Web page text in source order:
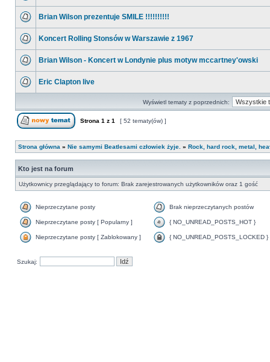
Brian Wilson prezentuje SMILE !!!!!!!!!!
Koncert Rolling Stonsów w Warszawie z 1967
Brian Wilson - Koncert w Londynie plus motyw mccartney'owski
Eric Clapton live
Wyświetl tematy z poprzednich:
Strona 1 z 1 [ 52 tematy(ów) ]
Strona główna » Nie samymi Beatlesami człowiek żyje. » Rock, hard rock, metal,
Kto jest na forum
Użytkownicy przeglądający to forum: Brak zarejestrowanych użytkowników oraz 1 gość
Nieprzeczytane posty Brak nieprzeczytanych postów
Nieprzeczytane posty [ Popularny ] { NO_UNREAD_POSTS_HOT }
Nieprzeczytane posty [ Zablokowany ] { NO_UNREAD_POSTS_LOCKED }
Szukaj: